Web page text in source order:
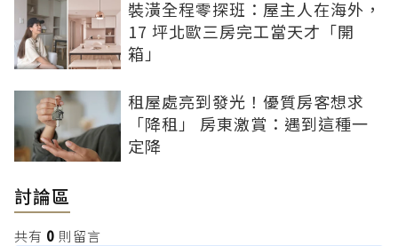
裝潢全程零探班：屋主人在海外，
17 坪北歐三房完工當天才「開
箱」
租屋處亮到發光！優質房客想求
「降租」 房東激賞：遇到這種一
定降
討論區
共有 0 則留言